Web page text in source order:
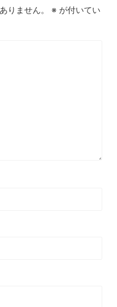
りません。 ※ が付いてい